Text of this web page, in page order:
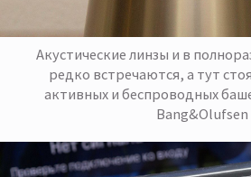
Акустические линзы и в
редко встречаются, а тут
активных и беспроводных
Bang&Olufsen